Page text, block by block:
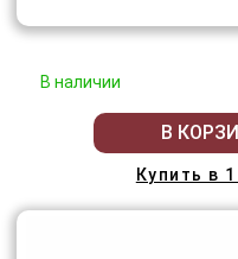
В наличии
В
Купить в